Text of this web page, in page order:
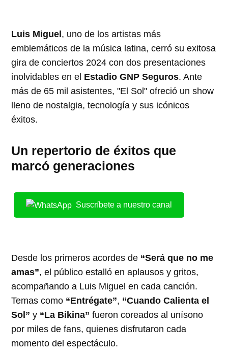
Luis Miguel, uno de los artistas más
emblemáticos de la música latina, cerró su exitosa
gira de conciertos 2024 con dos presentaciones
inolvidables en el Estadio GNP Seguros. Ante
más de 65 mil asistentes, "El Sol" ofreció un show
lleno de nostalgia, tecnología y sus icónicos
éxitos.
Un repertorio de éxitos que
marcó generaciones
Suscríbete a nuestro canal
Desde los primeros acordes de “Será que no me
amas”, el público estalló en aplausos y gritos,
acompañando a Luis Miguel en cada canción.
Temas como “Entrégate”, “Cuando Calienta el
Sol” y “La Bikina” fueron coreados al unísono
por miles de fans, quienes disfrutaron cada
momento del espectáculo.